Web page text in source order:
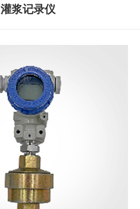
灌浆记录仪